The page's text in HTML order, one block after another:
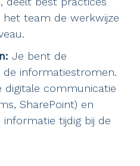
team de werkwijze
Je bent de
informatiestromen.
communicatie
SharePoint) en
tijdig bij de